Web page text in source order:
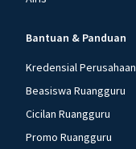
Bantuan & Panduan
Kredensial Perusahaan
Beasiswa Ruangguru
Cicilan Ruangguru
Promo Ruangguru